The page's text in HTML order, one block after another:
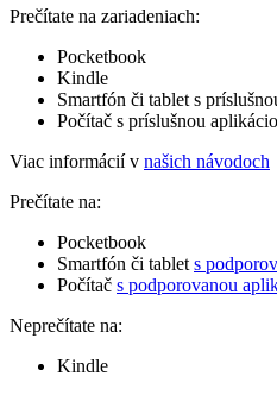
Prečítate na zariadeniach:
Pocketbook
Kindle
Smartfón či tablet s
Počítač s príslušnou
Viac informácií v našich návodoch
Prečítate na:
Pocketbook
Smartfón či tablet s
Počítač s podporovanou
Neprečítate na:
Kindle